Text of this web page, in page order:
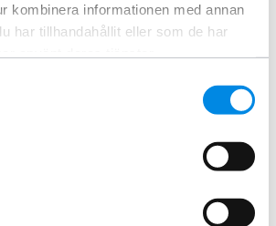
kombinera informationen med annan
har tillhandahållit eller som de har
2004-2009